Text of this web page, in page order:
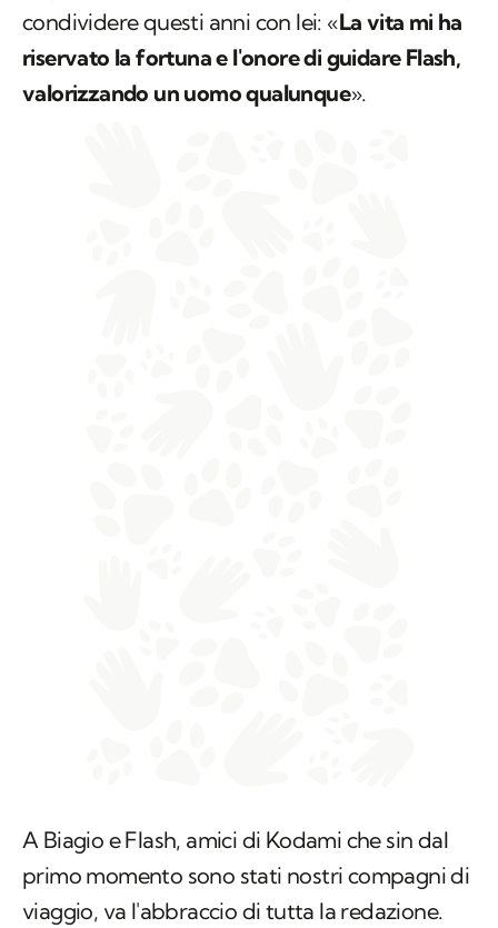
condividere questi anni con lei: «La vita mi ha
riservato la fortuna e l'onore di guidare Flash,
valorizzando un uomo qualunque».
A Biagio e Flash, amici di Kodami che sin dal
primo momento sono stati nostri compagni di
viaggio, va l'abbraccio di tutta la redazione.